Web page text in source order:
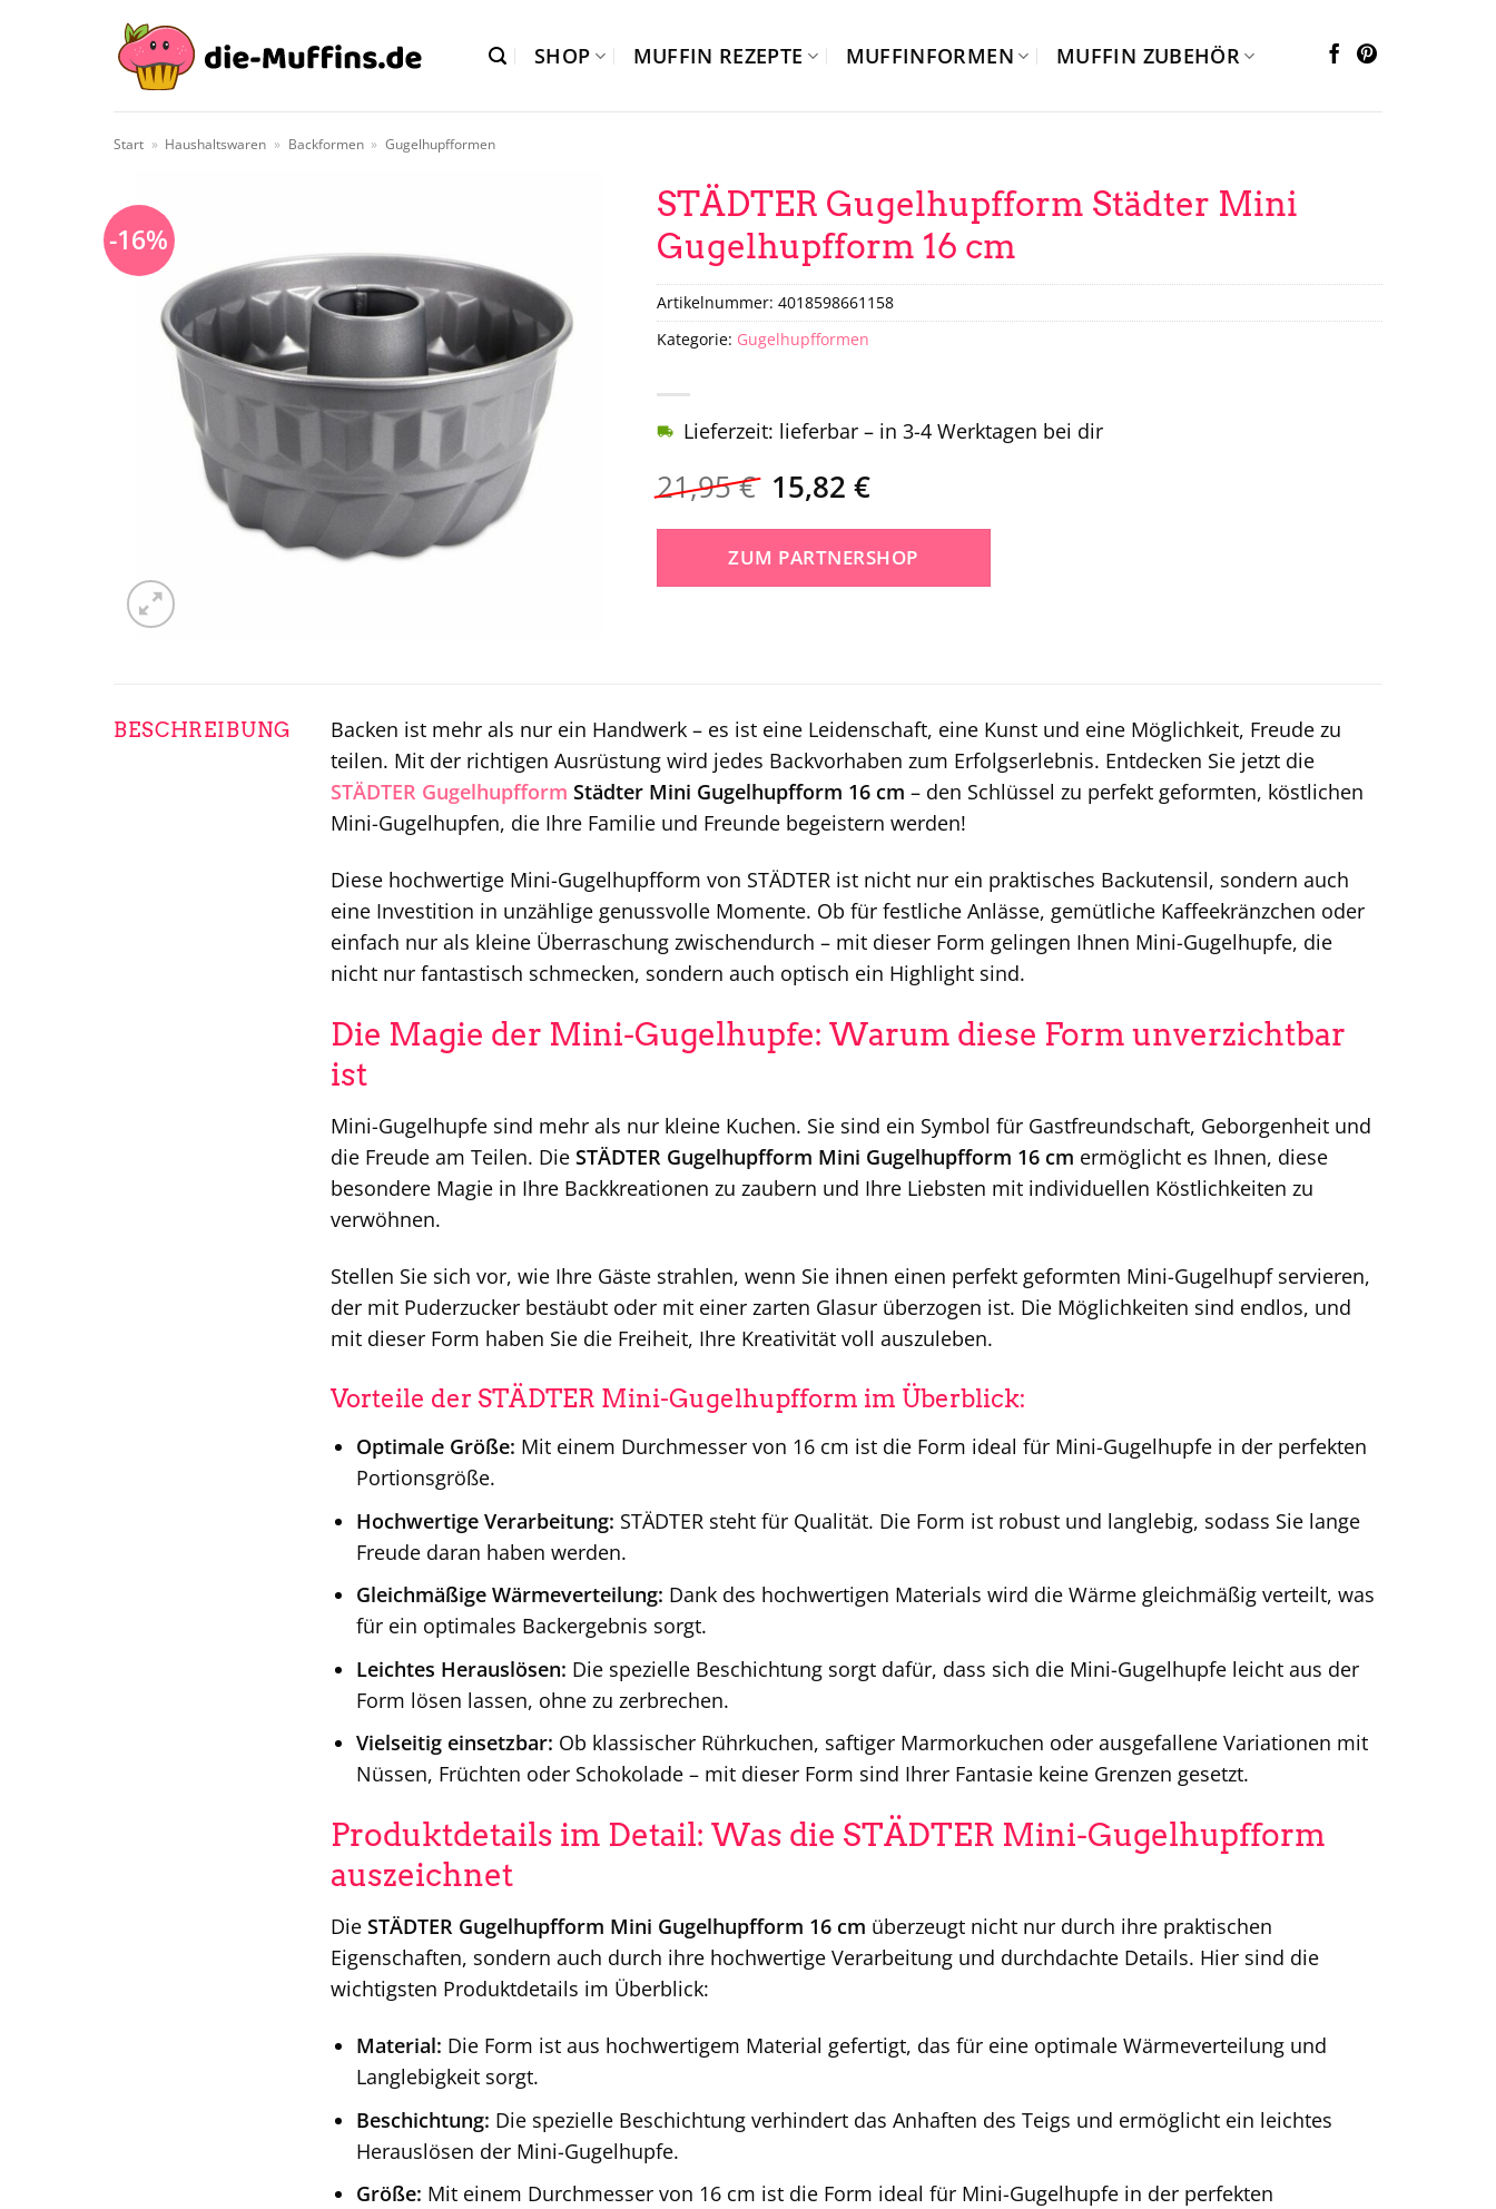
SHOP MUFFIN REZEPTE MUFFINFORMEN MUFFIN ZUBEHÖR
Start » Haushaltswaren » Backformen » Gugelhupfformen
-16%
STÄDTER Gugelhupfform Städter Mini
Gugelhupfform 16 cm
21,95€ Ursprünglicher
Preis
war:
21,95 €
15,82€Aktueller
ist:
15,82 €.
Lieferzeit: lieferbar – in 3-4 Werktagen bei dir
ZUM PARTNERSHOP
Artikelnummer: 4018598661158
Kategorie: Gugelhupfformen
BESCHREIBUNG
Backen ist mehr als nur ein Handwerk – es ist eine Leidenschaft, eine Kunst und eine Möglichkeit, Freude zu
teilen. Mit der richtigen Ausrüstung wird jedes Backvorhaben zum Erfolgserlebnis. Entdecken Sie jetzt die
STÄDTER Gugelhupfform Städter Mini Gugelhupfform 16 cm – den Schlüssel zu perfekt geformten, köstlichen
Mini-Gugelhupfen, die Ihre Familie und Freunde begeistern werden!
Diese hochwertige Mini-Gugelhupfform von STÄDTER ist nicht nur ein praktisches Backutensil, sondern auch
eine Investition in unzählige genussvolle Momente. Ob für festliche Anlässe, gemütliche Kaffeekränzchen oder
einfach nur als kleine Überraschung zwischendurch – mit dieser Form gelingen Ihnen Mini-Gugelhupfe, die
nicht nur fantastisch schmecken, sondern auch optisch ein Highlight sind.
Die Magie der Mini-Gugelhupfe: Warum diese Form unverzichtbar
ist
Mini-Gugelhupfe sind mehr als nur kleine Kuchen. Sie sind ein Symbol für Gastfreundschaft, Geborgenheit und
die Freude am Teilen. Die STÄDTER Gugelhupfform Mini Gugelhupfform 16 cm ermöglicht es Ihnen, diese
besondere Magie in Ihre Backkreationen zu zaubern und Ihre Liebsten mit individuellen Köstlichkeiten zu
verwöhnen.
Stellen Sie sich vor, wie Ihre Gäste strahlen, wenn Sie ihnen einen perfekt geformten Mini-Gugelhupf servieren,
der mit Puderzucker bestäubt oder mit einer zarten Glasur überzogen ist. Die Möglichkeiten sind endlos, und
mit dieser Form haben Sie die Freiheit, Ihre Kreativität voll auszuleben.
Vorteile der STÄDTER Mini-Gugelhupfform im Überblick:
Optimale Größe: Mit einem Durchmesser von 16 cm ist die Form ideal für Mini-Gugelhupfe in der perfekten
Portionsgröße.
Hochwertige Verarbeitung: STÄDTER steht für Qualität. Die Form ist robust und langlebig, sodass Sie lange
Freude daran haben werden.
Gleichmäßige Wärmeverteilung: Dank des hochwertigen Materials wird die Wärme gleichmäßig verteilt, was
für ein optimales Backergebnis sorgt.
Leichtes Herauslösen: Die spezielle Beschichtung sorgt dafür, dass sich die Mini-Gugelhupfe leicht aus der
Form lösen lassen, ohne zu zerbrechen.
Vielseitig einsetzbar: Ob klassischer Rührkuchen, saftiger Marmorkuchen oder ausgefallene Variationen mit
Nüssen, Früchten oder Schokolade – mit dieser Form sind Ihrer Fantasie keine Grenzen gesetzt.
Produktdetails im Detail: Was die STÄDTER Mini-Gugelhupfform
auszeichnet
Die STÄDTER Gugelhupfform Mini Gugelhupfform 16 cm überzeugt nicht nur durch ihre praktischen
Eigenschaften, sondern auch durch ihre hochwertige Verarbeitung und durchdachte Details. Hier sind die
wichtigsten Produktdetails im Überblick:
Material: Die Form ist aus hochwertigem Material gefertigt, das für eine optimale Wärmeverteilung und
Langlebigkeit sorgt.
Beschichtung: Die spezielle Beschichtung verhindert das Anhaften des Teigs und ermöglicht ein leichtes
Herauslösen der Mini-Gugelhupfe.
Größe: Mit einem Durchmesser von 16 cm ist die Form ideal für Mini-Gugelhupfe in der perfekten